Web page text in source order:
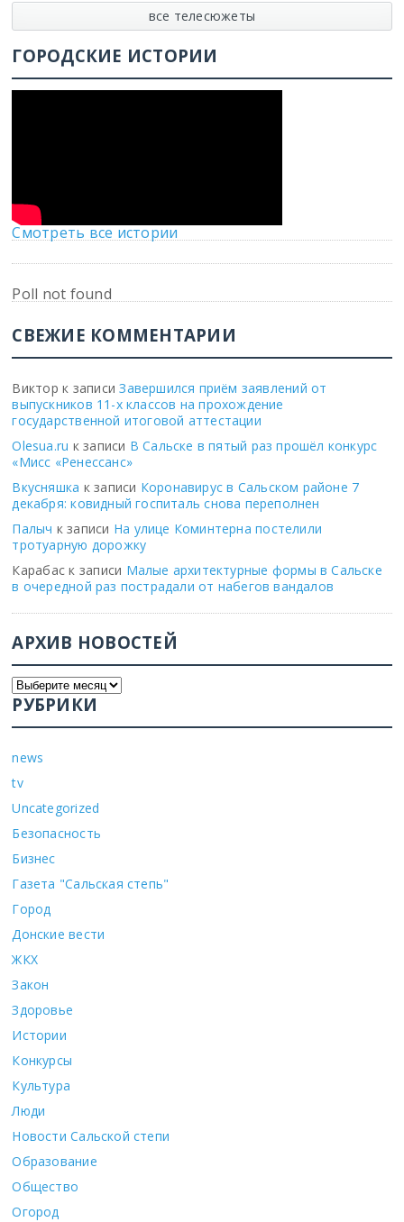
все телесюжеты
ГОРОДСКИЕ ИСТОРИИ
Смотреть все истории
Poll not found
СВЕЖИЕ КОММЕНТАРИИ
Виктор к записиЗавершился приём заявлений от
выпускников 11-х классов на прохождение
государственной итоговой аттестации
Olesua.ru к записи В Сальске в пятый раз прошёл конкурс
«Мисс «Ренессанс»
Вкусняшка к записи Коронавирус в Сальском районе 7
декабря: ковидный госпиталь снова переполнен
Палыч к записи На улице Коминтерна постелили
тротуарную дорожку
Карабас к записи Малые архитектурные формы в Сальске
в очередной раз пострадали от набегов вандалов
АРХИВ НОВОСТЕЙ
РУБРИКИ
news
tv
Uncategorized
Безопасность
Бизнес
Газета "Сальская степь"
Город
Донские вести
ЖКХ
Закон
Здоровье
Истории
Конкурсы
Культура
Люди
Новости Сальской степи
Образование
Общество
Огород